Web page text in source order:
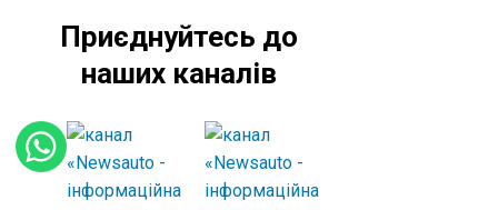
Приєднуйтесь до
наших каналів